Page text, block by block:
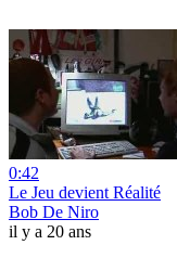
0:42
Le Jeu devient Réalité
Bob De Niro
il y a 20 ans